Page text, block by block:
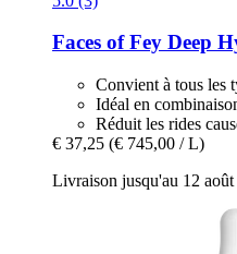
Faces of Fey Deep
Convient à tous les
Idéal en
Réduit les rides
€ 37,25 (€ 745,00 / L)
Livraison jusqu'au 12 août